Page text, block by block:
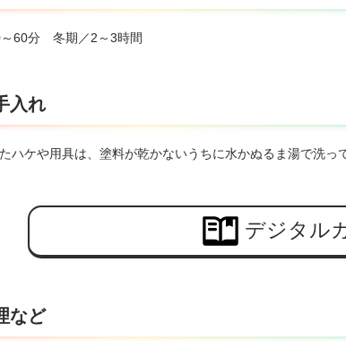
～60分 冬期／2～3時間
入れ
ハケや用具は、塗料が乾かないうちに水かぬるま湯で洗っ
デジタル
など